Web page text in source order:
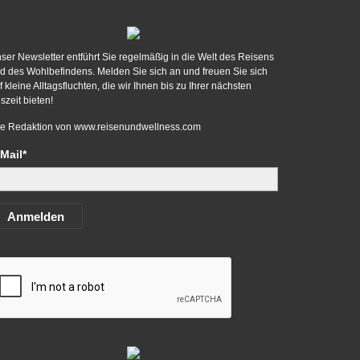
Newsletter entführt Sie regelmäßig in die Welt des Reisens
des Wohlbefindens. Melden Sie sich an und freuen Sie sich
kleine Alltagsfluchten, die wir Ihnen bis zu Ihrer nächsten
bieten!
Redaktion von www.reisenundwellness.com
Anmelden